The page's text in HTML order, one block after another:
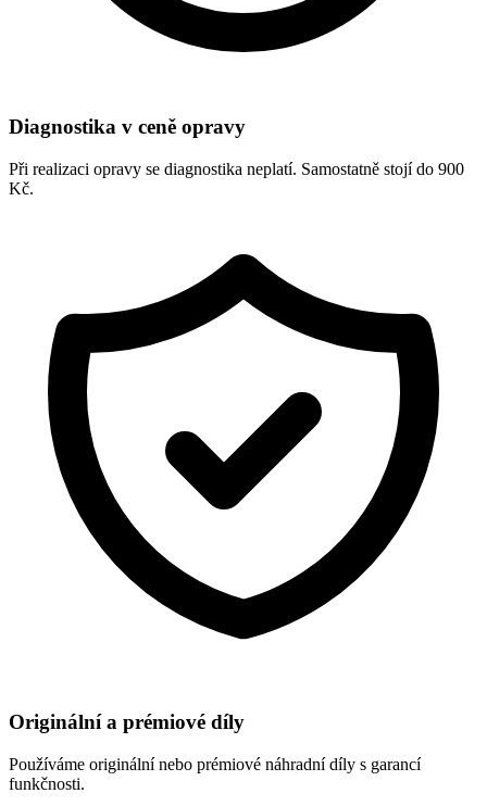
Diagnostika v ceně opravy
Při realizaci opravy se diagnostika neplatí. Samostatně stojí do 900
Kč.
Originální a prémiové díly
Používáme originální nebo prémiové náhradní díly s garancí
funkčnosti.